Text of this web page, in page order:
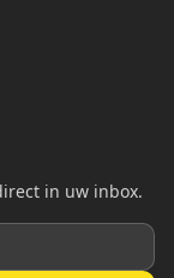
in uw inbox.